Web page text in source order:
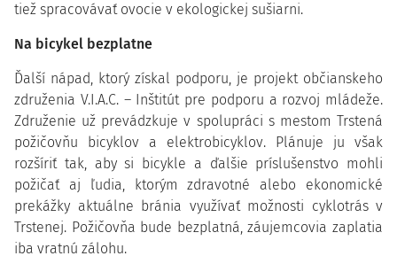
tiež spracovávať ovocie v ekologickej sušiarni.
Na bicykel bezplatne
Ďalší nápad, ktorý získal podporu, je projekt občianskeho
združenia V.I.A.C. – Inštitút pre podporu a rozvoj mládeže.
Združenie už prevádzkuje v spolupráci s mestom Trstená
požičovňu bicyklov a elektrobicyklov. Plánuje ju však
rozšíriť tak, aby si bicykle a ďalšie príslušenstvo mohli
požičať aj ľudia, ktorým zdravotné alebo ekonomické
prekážky aktuálne bránia využívať možnosti cyklotrás v
Trstenej. Požičovňa bude bezplatná, záujemcovia zaplatia
iba vratnú zálohu.